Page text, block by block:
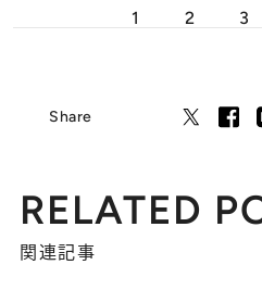
1 2 3
Share
RELATED
関連記事